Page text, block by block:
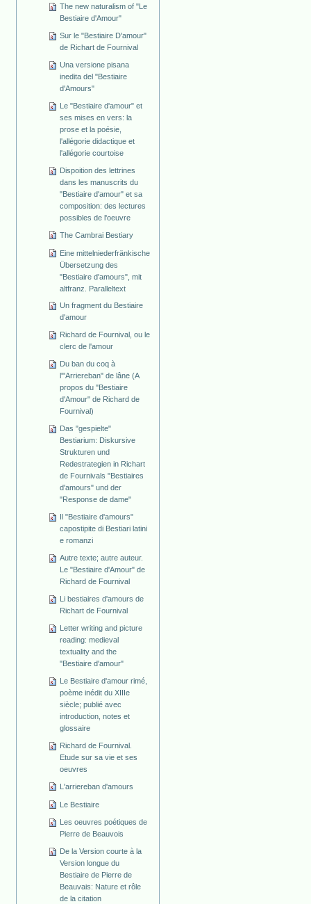
The new naturalism of "Le
Bestiaire d'Amour"
Sur le "Bestiaire D'amour"
de Richart de Fournival
Una versione pisana
inedita del "Bestiaire
d'Amours"
Le "Bestiaire d'amour" et
ses mises en vers: la
prose et la poésie,
l'allégorie didactique et
l'allégorie courtoise
Dispoition des lettrines
dans les manuscrits du
"Bestiaire d'amour" et sa
composition: des lectures
possibles de l'oeuvre
The Cambrai Bestiary
Eine mittelniederfränkische
Übersetzung des
"Bestiaire d'amours", mit
altfranz. Paralleltext
Un fragment du Bestiaire
d'amour
Richard de Fournival, ou le
clerc de l'amour
Du ban du coq à
l'"Arriereban" de lâne (A
propos du "Bestiaire
d'Amour" de Richard de
Fournival)
Das "gespielte"
Bestiarium: Diskursive
Strukturen und
Redestrategien in Richart
de Fournivals "Bestiaires
d'amours" und der
"Response de dame"
Il "Bestiaire d'amours"
capostipite di Bestiari latini
e romanzi
Autre texte; autre auteur.
Le "Bestiaire d'Amour" de
Richard de Fournival
Li bestiaires d'amours de
Richart de Fournival
Letter writing and picture
reading: medieval
textuality and the
"Bestiaire d'amour"
Le Bestiaire d'amour rimé,
poème inédit du XIIIe
siècle; publié avec
introduction, notes et
glossaire
Richard de Fournival.
Etude sur sa vie et ses
oeuvres
L'arriereban d'amours
Le Bestiaire
Les oeuvres poétiques de
Pierre de Beauvois
De la Version courte à la
Version longue du
Bestiaire de Pierre de
Beauvais: Nature et rôle
de la citation